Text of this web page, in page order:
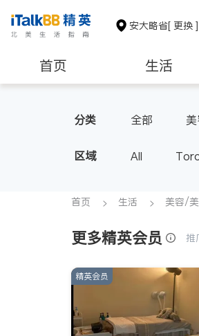
安大略省[ 更换 ]
首页 生活
分类 全部
区域 All
Aurora
首页 生活 美容/
更多精英会员 推
精英会员